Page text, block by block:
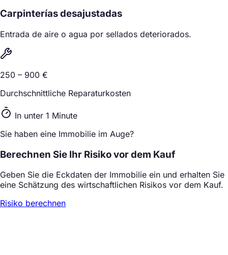
Carpinterías desajustadas
Entrada de aire o agua por sellados deteriorados.
250 – 900 €
Durchschnittliche Reparaturkosten
In unter 1 Minute
Sie haben eine Immobilie im Auge?
Berechnen Sie Ihr Risiko vor dem Kauf
Geben Sie die Eckdaten der Immobilie ein und erhalten Sie
eine Schätzung des wirtschaftlichen Risikos vor dem Kauf.
Risiko berechnen